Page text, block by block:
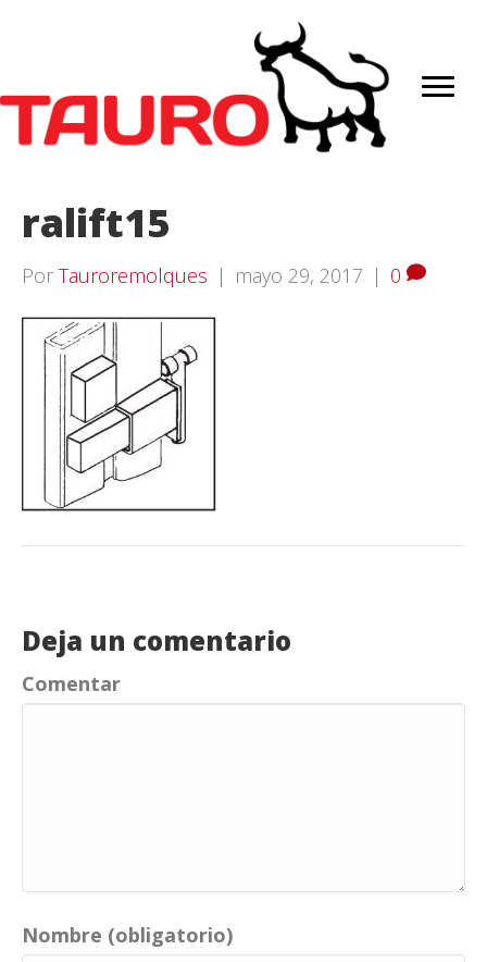
ralift15
Por Tauroremolques | mayo 29, 2017 | 0
Deja un comentario
Comentar
Nombre (obligatorio)